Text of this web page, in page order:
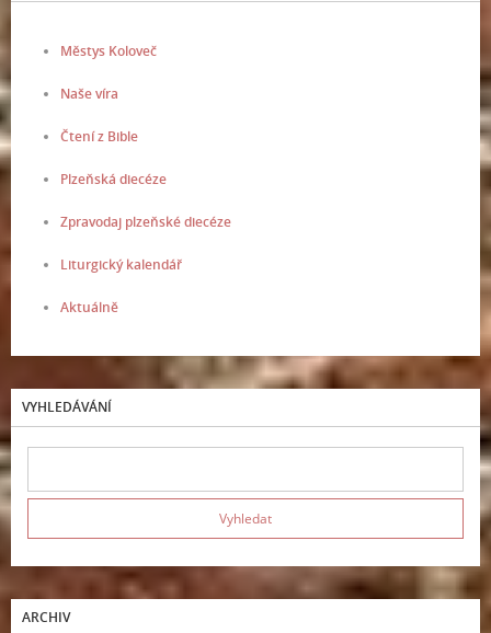
Městys Koloveč
Naše víra
Čtení z Bible
Plzeňská diecéze
Zpravodaj plzeňské diecéze
Liturgický kalendář
Aktuálně
VYHLEDÁVÁNÍ
ARCHIV